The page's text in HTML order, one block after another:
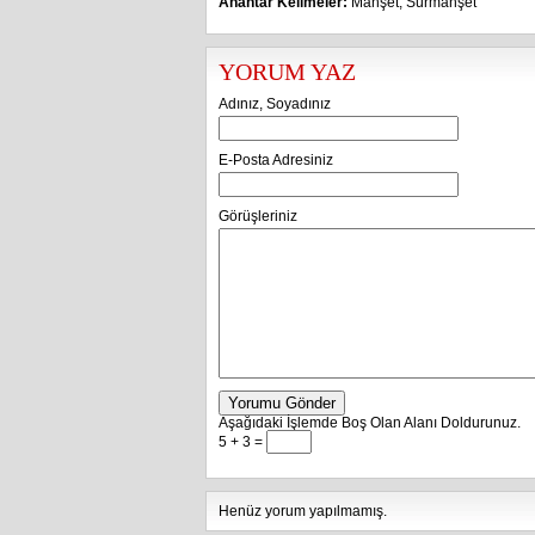
YORUM YAZ
Adınız, Soyadınız
E-Posta Adresiniz
Görüşleriniz
Yorumu Gönder
Aşağıdaki İşlemde Boş Olan Alanı Doldurunuz.
5 + 3 =
Henüz yorum yapılmamış.